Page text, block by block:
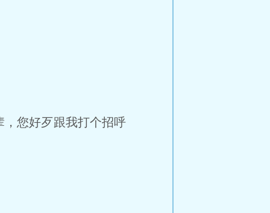
您好歹跟我打个招呼